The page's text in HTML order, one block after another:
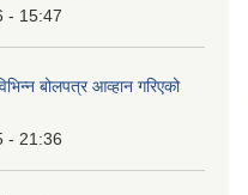
- 15:47
बोलपत्र आव्हान गरिएको
- 21:36